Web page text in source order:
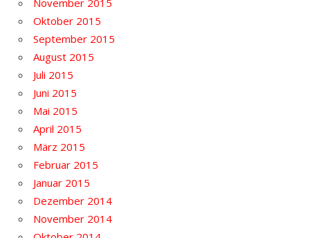
November 2015
Oktober 2015
September 2015
August 2015
Juli 2015
Juni 2015
Mai 2015
April 2015
März 2015
Februar 2015
Januar 2015
Dezember 2014
November 2014